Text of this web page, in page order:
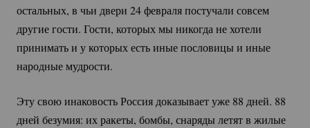
остальных, в чьи двери 24 февраля постучали совсем
другие гости. Гости, которых мы никогда не хотели
принимать и у которых есть иные пословицы и иные
народные мудрости.
Эту свою инаковость Россия доказывает уже 88 дней. 88
дней безумия: их ракеты, бомбы, снаряды летят в жилые